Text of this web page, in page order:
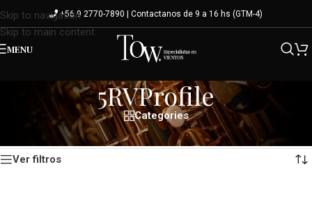
Skip to navigation
Skip to main content
+56 9 2770-7890 | Contactanos de 9 a 16 hs (GTM-4)
MENU
5RVProfile
Categories
Variante del producto/5RVProfile Mostrando el único resultado
Ver filtros